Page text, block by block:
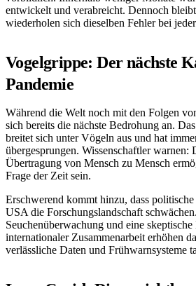
entwickelt und verabreicht. Dennoch
wiederholen sich dieselben Fehler bei
Vogelgrippe: Der nächste
Pandemie
Während die Welt noch mit den Folgen
sich bereits die nächste Bedrohung an.
breitet sich unter Vögeln aus und hat
übergesprungen. Wissenschaftler warnen:
Übertragung von Mensch zu Mensch
Frage der Zeit sein.
Erschwerend kommt hinzu, dass
USA die Forschungslandschaft
Seuchenüberwachung und eine
internationaler Zusammenarbeit erhöhen
verlässliche Daten und Frühwarnsysteme